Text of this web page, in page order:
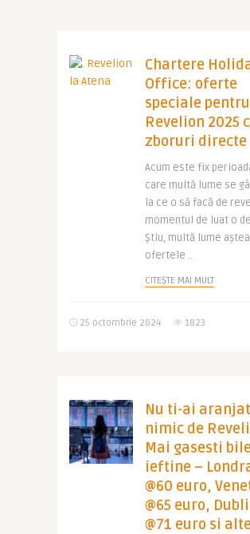
Chartere
Office: oferte
speciale pentru
Revelion 2025
zboruri directe
Acum este fix
care multă lume se
la ce o să facă de
momentul de luat o
Știu, multă lume
ofertele ..
CITEȘTE MAI MULT
25 octombrie 2024 1823
Nu ti-ai aranjat
nimic de
Mai gasesti
ieftine –
@60 euro,
@65 euro,
@71 euro si